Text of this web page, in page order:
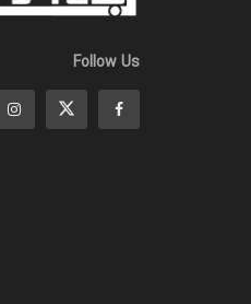
Follow Us